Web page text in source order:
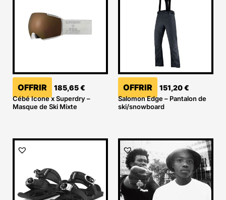
OFFRIR 185,65€
Cébé Icone x Superdry –
Masque de Ski Mixte
OFFRIR 151,20€
Salomon Edge – Pantalon de
ski/snowboard